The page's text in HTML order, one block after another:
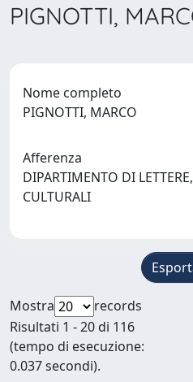
PIGNOTTI,
Nome completo
PIGNOTTI, MARCO
Afferenza
DIPARTIMENTO DI
CULTURALI
Mostra
records
Risultati 1 - 20 di 116
(tempo di esecuzione:
0.037 secondi).